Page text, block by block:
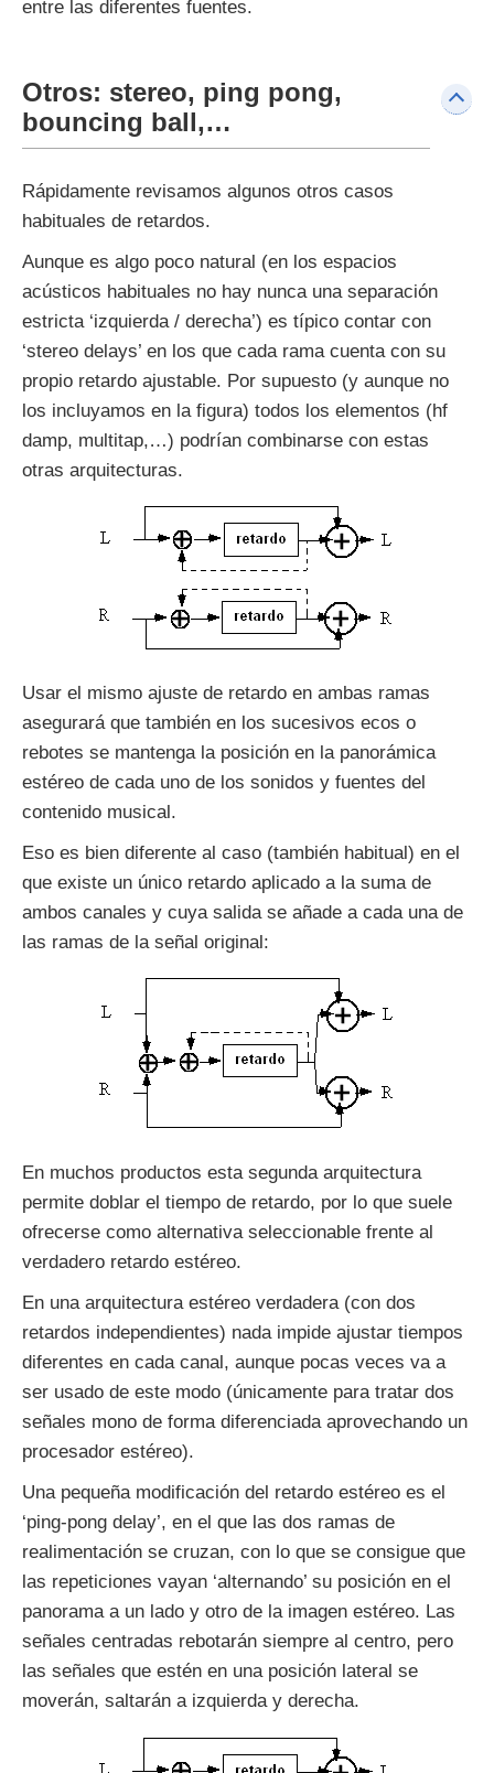
entre las diferentes fuentes.
Otros: stereo, ping pong,
bouncing ball,…
Rápidamente revisamos algunos otros casos
habituales de retardos.
Aunque es algo poco natural (en los espacios
acústicos habituales no hay nunca una separación
estricta ‘izquierda / derecha’) es típico contar con
‘stereo delays’ en los que cada rama cuenta con su
propio retardo ajustable. Por supuesto (y aunque no
los incluyamos en la figura) todos los elementos (hf
damp, multitap,…) podrían combinarse con estas
otras arquitecturas.
Usar el mismo ajuste de retardo en ambas ramas
asegurará que también en los sucesivos ecos o
rebotes se mantenga la posición en la panorámica
estéreo de cada uno de los sonidos y fuentes del
contenido musical.
Eso es bien diferente al caso (también habitual) en el
que existe un único retardo aplicado a la suma de
ambos canales y cuya salida se añade a cada una de
las ramas de la señal original:
En muchos productos esta segunda arquitectura
permite doblar el tiempo de retardo, por lo que suele
ofrecerse como alternativa seleccionable frente al
verdadero retardo estéreo.
En una arquitectura estéreo verdadera (con dos
retardos independientes) nada impide ajustar tiempos
diferentes en cada canal, aunque pocas veces va a
ser usado de este modo (únicamente para tratar dos
señales mono de forma diferenciada aprovechando un
procesador estéreo).
Una pequeña modificación del retardo estéreo es el
‘ping-pong delay’, en el que las dos ramas de
realimentación se cruzan, con lo que se consigue que
las repeticiones vayan ‘alternando’ su posición en el
panorama a un lado y otro de la imagen estéreo. Las
señales centradas rebotarán siempre al centro, pero
las señales que estén en una posición lateral se
moverán, saltarán a izquierda y derecha.